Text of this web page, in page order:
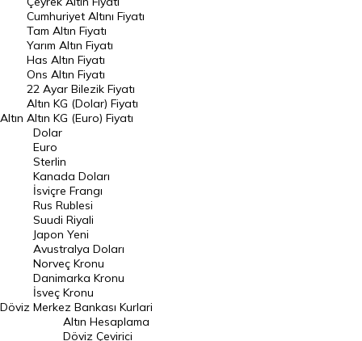
Endeksler
DÖVİZ
Döviz Kuru
Dolar Kuru
Euro Kuru
Pound Kuru
Frank Kuru
Riyal Kuru
Avustralya Doları
Danimarka Kronu Kuru
Kanada Doları Kuru
Norveç Kronu Kuru
İsveç Kronu Kuru
Altın
Cumhuriyet Altını Fiyatı
Tam Altın Fiyatı
Yarım Altın Fiyatı
Has Altın Fiyatı
Ons Altın Fiyatı
22 Ayar Bilezik Fiyatı
Altın KG (Dolar) Fiyatı
Altın KG (Euro) Fiyatı
Döviz
Dolar
Euro
Sterlin
Kanada Doları
İsviçre Frangı
Rus Rublesi
Suudi Riyali
Japon Yeni
Avustralya Doları
Norveç Kronu
Danimarka Kronu
İsveç Kronu
Merkez Bankası Kurlari
Altın Hesaplama
Döviz Çevirici